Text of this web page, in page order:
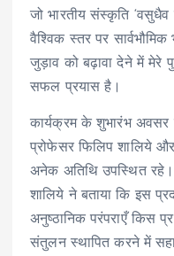
जो भारतीय संस्कृति
वैश्विक स्तर पर
जुड़ाव को बढ़ावा देने में मेरे
सफल प्रयास है।
कार्यक्रम के शुभारंभ अवसर
प्रोफेसर फिलिप शालिये
अनेक अतिथि उपस्थित रहे।
शालिये ने बताया कि इस
अनुष्ठानिक परंपराएँ किस
संतुलन स्थापित करने में